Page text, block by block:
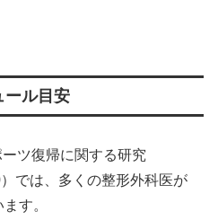
ール目安
ツ復帰に関する研究
では、多くの整形外科医が
す。